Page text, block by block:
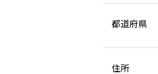
都道府県
住所